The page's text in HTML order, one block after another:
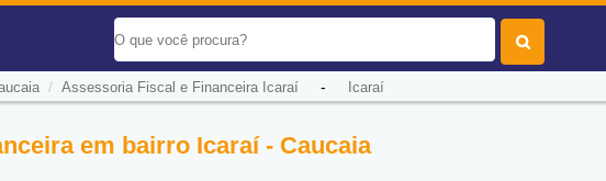
/ Assessoria Fiscal e Financeira Icaraí- Icaraí
em bairro Icaraí - Caucaia